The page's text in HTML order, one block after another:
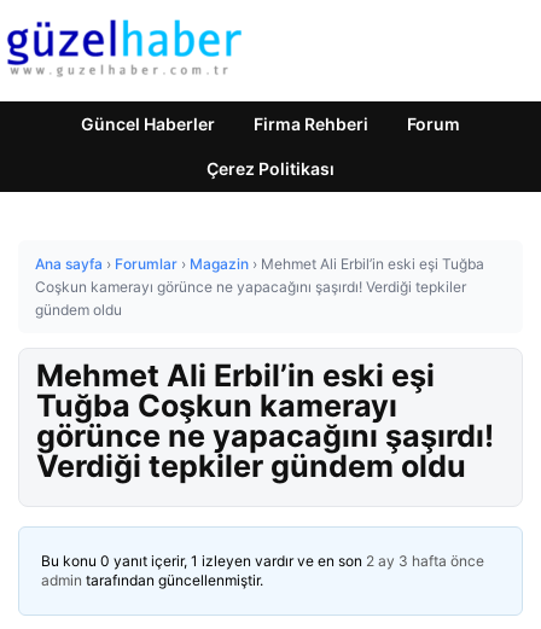
Güncel Haberler Firma Rehberi Forum
Çerez Politikası
Ana sayfa › Forumlar › Magazin › Mehmet Ali Erbil’in eski eşi Tuğba
Coşkun kamerayı görünce ne yapacağını şaşırdı! Verdiği tepkiler
gündem oldu
Mehmet Ali Erbil’in eski eşi
Tuğba Coşkun kamerayı
görünce ne yapacağını şaşırdı!
Verdiği tepkiler gündem oldu
Bu konu 0 yanıt içerir, 1 izleyen vardır ve en son 2 ay 3 hafta önce
admin tarafından güncellenmiştir.